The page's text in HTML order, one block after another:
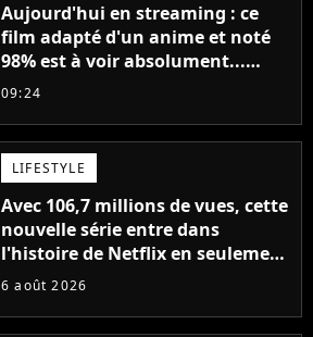
Aujourd'hui en streaming : ce
film adapté d'un anime et noté
98% est à voir absolument...
sinon vous ne comprendrez plus
09:24
LIFESTYLE
Avec 106,7 millions de vues, cette
nouvelle série entre dans
l'histoire de Netflix en seulement
48 jours
6 août 2026